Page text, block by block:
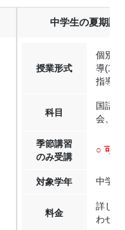
中学生の夏期講
授業形式
個別指
導(1対
指導
科目
国語
会、理
季節講習
のみ受講
○ 可能
対象学年 中学1
料金
詳しく
わせく